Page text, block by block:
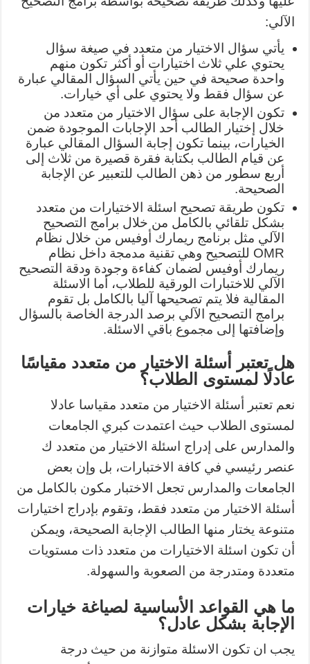
الآلي:
يأتي سؤال الاختيار من متعدد في صيغة سؤال
يحتوي علي ثلاث اختيارات أو أكثر تكون منهم
واحدة صحيحة في حين يأتي السؤال المقالي عبارة
عن سؤال فقط ولا يحتوي على أي خيارات.
تكون الإجابة على سؤال الاختيار من متعدد من
خلال إختيار الطالب أحد الإجابات الموجودة ضمن
الخيارات، بينما تكون إجابة السؤال المقالي عبارة
عن قيام الطالب بكتابة فقرة قصيرة من ثلاث إلى
أربع سطور من ذهن الطالب للتعبير عن الإجابة
الصحيحة.
تكون طريقة تصحيح اسئلة الاختيارات من متعدد
بشكل تلقائي بالكامل من خلال برامج التصحيح
الآلي مثل برنامج ريمارك أوفيس من خلال نظام
OMR للتصحيح وهي تقنية مدمجة داخل نظام
ريمارك أوفيس لضمان كفاءة وجودة ودقة التصحيح
الآلي للاختبارات الورقية للطلاب، أما الاسئلة
المقالية فلا يتم تصحيحها آليا بالكامل بل تقوم
برامج التصحيح الآلي برصد الدرجة الخاصة بالسؤال
وإضافتها إلى مجموع باقي الاسئلة.
هل تعتبر أسئلة الاختيار من متعدد مقياسًا
عادلًا لمستوى الطلاب؟
نعم تعتبر أسئلة الاختيار من متعدد مقياسا عادلا
لمستوى الطلاب حيث اعتمدت كبري الجامعات
والمدارس على إدراج اسئلة الاختيار من متعدد ك
عنصر رئيسي في كافة الاختبارات، بل وإن بعض
الجامعات والمدارس تجعل الاختبار مكون بالكامل من
أسئلة الاختيار من متعدد فقط، وتقوم بإدراج اختيارات
متنوعة يختار منها الطالب الإجابة الصحيحة، ويمكن
أن تكون اسئلة الاختيارات من متعدد ذات مستويات
متعددة ومتدرجة من الصعوبة والسهولة.
ما هي القواعد الأساسية لصياغة خيارات
الإجابة بشكل عادل؟
يجب ان تكون الاسئلة متوازنة من حيث درجة